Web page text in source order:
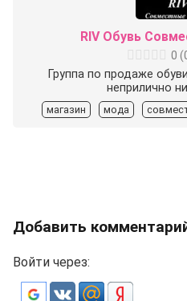
RIV Обувь
0 (
Группа по продаже
неприлично
магазин мода
Добавить
Войти через: